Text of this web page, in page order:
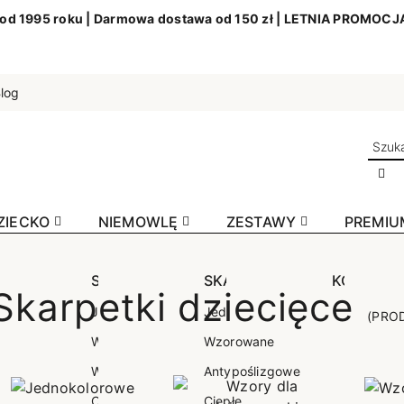
1995 roku | Darmowa dostawa od 150 zł | LETNIA
PODKOLANÓWKI
Jednokolorowe
ZAKOLANÓWKI
Jednokolorowe
Ciepłe
SKARPETKI
Jednokolorowe
Wzorowane
Bezuciskowe
Sportowe
STOPKI
Jednokolorowe
Wzory dla dziewczynki
Wzory dla chłopca
Ciepłe antypoślizgowe
Wzory
NIEMOWLĘ
SKARPETKI
Jednokolorowe
Wzorowane
Antypoślizgowe
Ciepłe
ZESTAWY
KOBIETA
dziecięce